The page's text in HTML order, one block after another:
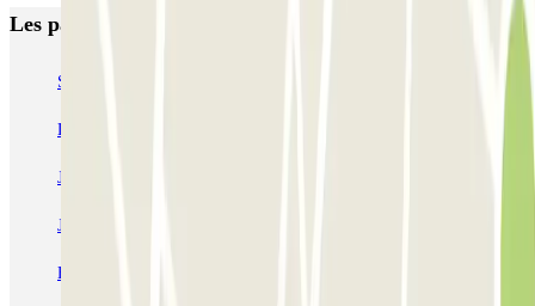
Les parkings les mieux notés à Lisbonne
SABA Estádio Universitário de Lisboa Doca - Parque das Nações
Liberdade
JETPARK Aeroporto Lisboa - coberto
JETPARK Aeroporto Lisboa - descoberto
EASYPARKING Aeroporto Lisboa - P&R - coberto